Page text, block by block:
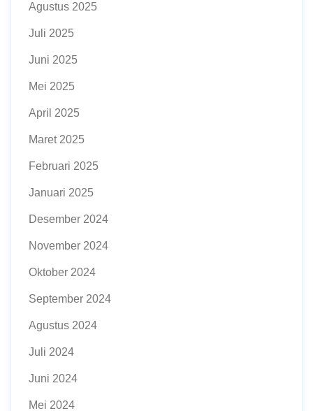
Agustus 2025
Juli 2025
Juni 2025
Mei 2025
April 2025
Maret 2025
Februari 2025
Januari 2025
Desember 2024
November 2024
Oktober 2024
September 2024
Agustus 2024
Juli 2024
Juni 2024
Mei 2024